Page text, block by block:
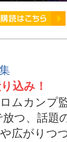
込み！
ムカンプ
つ、話題
広がりつ